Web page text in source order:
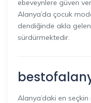
ebeveynlere güven
Alanya’da çocuk
dendiğinde akla
sürdürmektedir.
Alanya’daki en